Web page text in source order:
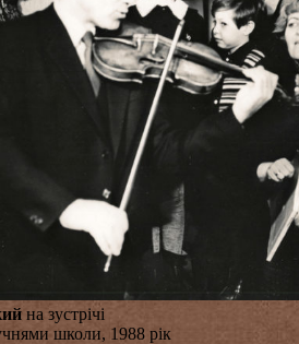
на зустрічі
школи, 1988 рік